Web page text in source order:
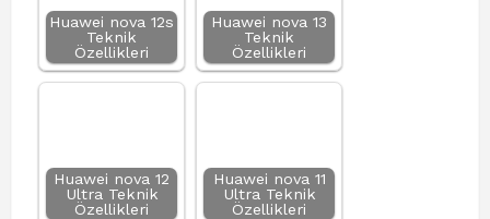
Huawei nova 12s
Teknik
Özellikleri
Huawei nova 13
Teknik
Özellikleri
Huawei nova 12
Ultra Teknik
Özellikleri
Huawei nova 11
Ultra Teknik
Özellikleri